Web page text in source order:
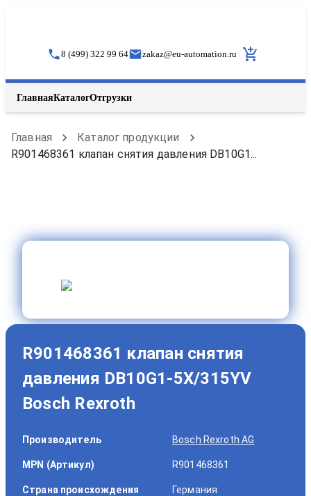
8 (499) 322 99 64 zakaz@eu-automation.ru
ГлавнаяКаталогОтгрузки
Главная
Каталог продукции
R901468361 клапан снятия давления DB10G1...
R901468361 клапан снятия
давления DB10G1-5X/315YV
Bosch Rexroth
Производитель Bosch Rexroth AG
MPN (Артикул) R901468361
Страна происхождения Германия